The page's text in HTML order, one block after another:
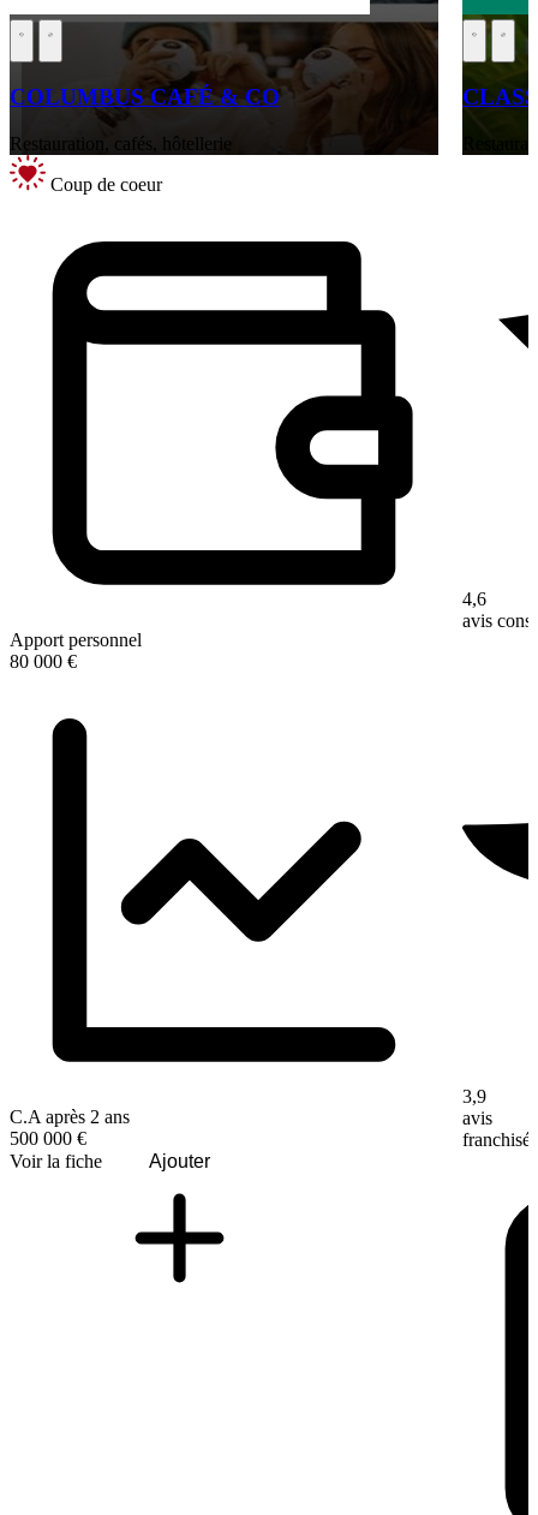
COLUMBUS CAFÉ & CO
Restauration, cafés, hôtellerie
Coup de coeur
Apport personnel
80 000 €
C.A après 2 ans
500 000 €
Voir la fiche
Ajouter
4,6
avis
3,9
avis
franchisé